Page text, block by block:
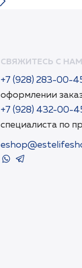
СВЯЖИТЕСЬ С
+7 (928) 283-00-
оформлении
+7 (928) 432-00-
специалиста по